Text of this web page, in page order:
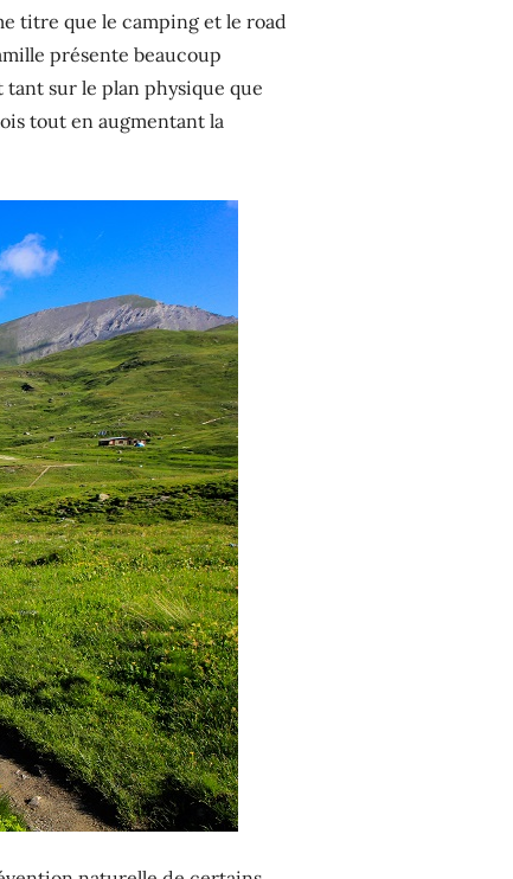
titre que le camping et le road
présente beaucoup
tant sur le plan physique que
tout en augmentant la